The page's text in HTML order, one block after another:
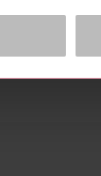
a reklam,
osobních údajů.
<
a